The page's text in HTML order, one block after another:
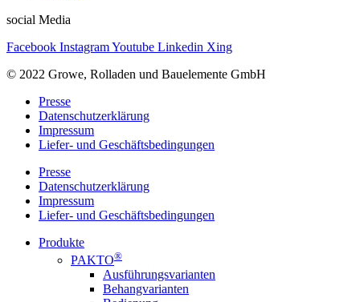
social Media
Facebook InstagramYoutube Linkedin Xing
© 2022 Growe, Rolladen und Bauelemente GmbH
Presse
Datenschutzerklärung
Impressum
Liefer- und Geschäftsbedingungen
Presse
Datenschutzerklärung
Impressum
Liefer- und Geschäftsbedingungen
Produkte
PAKTO®
Ausführungsvarianten
Behangvarianten